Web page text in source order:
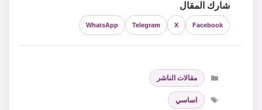
شارك المقال
Facebook
X
Telegram
WhatsApp
التصنيفات
مقالات الناشر
الوسوم
اساسي